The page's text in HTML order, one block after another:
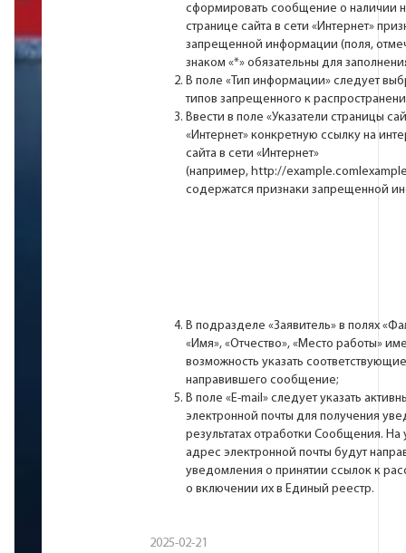
сформировать cообщение о наличии
странице сайта в сети «Интернет»
запрещенной информации (поля,
знаком «*» обязательны для
В поле «Тип информации» следует
типов запрещенного к
Ввести в поле «Указатели страницы
«Интернет» конкретную ссылку на
сайта в сети «Интернет»
(например, http://
содержатся признаки запрещенной
В подразделе «Заявитель» в полях
«Имя», «Отчество», «Место работы»
возможность указать
направившего сообщение;
В поле «Е-mail» следует указать
электронной почты для получения
результатах отработки Сообщения. На
адрес электронной почты будут
уведомления о принятии ссылок к
о включении их в Единый реестр.
2025-02-21